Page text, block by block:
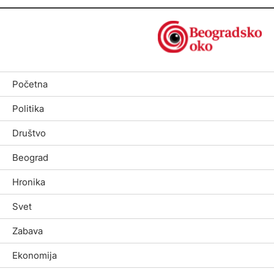
Početna
Politika
Društvo
Beograd
Hronika
Svet
Zabava
Ekonomija